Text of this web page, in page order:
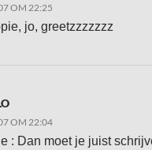
OM 22:25
jo, greetzzzzzzz
OM 22:04
: Dan moet je juist